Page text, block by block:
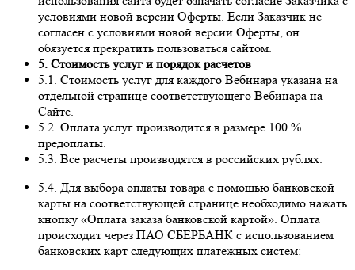
условиями новой версии Оферты. Если Заказчик не
согласен с условиями новой версии Оферты, он
обязуется прекратить пользоваться сайтом.
5. Стоимость услуг и порядок расчетов
5.1. Стоимость услуг для каждого Вебинара указана на
отдельной странице соответствующего Вебинара на
Сайте.
5.2. Оплата услуг производится в размере 100 %
предоплаты.
5.3. Все расчеты производятся в российских рублях.
5.4. Для выбора оплаты товара с помощью банковской
карты на соответствующей странице необходимо нажать
кнопку «Оплата заказа банковской картой». Оплата
происходит через ПАО СБЕРБАНК с использованием
банковских карт следующих платежных систем: